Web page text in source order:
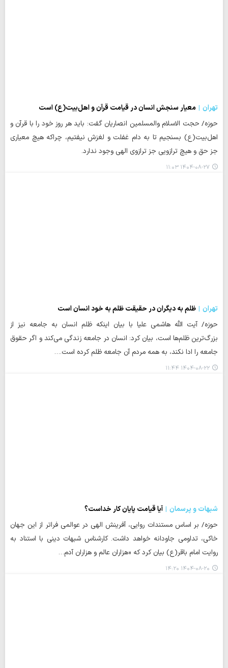
تهران
معیار سنجش انسان در قیامت قرآن و اهل‌بیت(ع) است
حوزه/ حجت الاسلام والمسلمین انصاریان گفت: باید هر روز خود را با قرآن و
اهل‌بیت(ع) بسنجیم تا به دام غفلت و لغزش نیفتیم، چراکه هیچ معیاری
جز حق و هیچ ترازویی جز ترازوی الهی وجود ندارد.
۱۴۰۴-۰۸-۲۷ ۱۱:۰۳
تهران
ظلم به دیگران در حقیقت ظلم به خود انسان است
حوزه/ آیت الله هاشمی علیا با بیان اینکه ظلم انسان به جامعه نیز از
بزرگ‌ترین ظلم‌ها است، بیان کرد: انسان در جامعه زندگی می‌کند و اگر حقوق
جامعه را ادا نکند، به همه مردم آن جامعه ظلم کرده است.…
۱۴۰۴-۰۸-۲۲ ۱۱:۴۴
شبهات و پرسمان
آیا قیامت پایان کار خداست؟
حوزه/ بر اساس مستندات روایی، آفرینش الهی در عوالمی فراتر از این جهان
خاکی، تداومی جاودانه خواهد داشت. کارشناس شبهات دینی با استناد به
روایت امام باقر(ع) بیان کرد که «هزاران عالم و هزاران آدم…
۱۴۰۴-۰۸-۲۰ ۱۴:۲۰